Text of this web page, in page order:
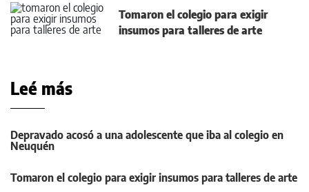
Tomaron el colegio para exigir
insumos para talleres de arte
Leé más
Depravado acosó a una adolescente que iba al colegio en
Neuquén
Tomaron el colegio para exigir insumos para talleres de arte